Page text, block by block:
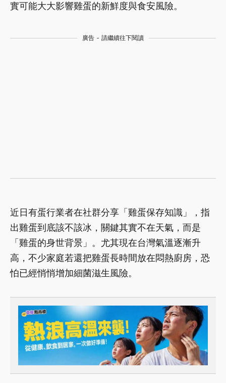
實可能大大影響雞蛋的新鮮度與食安風險。
廣告 - 請繼續往下閱讀
近日有蛋行業者在社群分享「雞蛋保存知識」，指
出雞蛋到底該不該冰，關鍵其實不在天氣，而是
「雞蛋的身世背景」。尤其現在台灣氣溫逐漸升
高，不少家庭若還把雞蛋長時間放在悶熱廚房，恐
怕已經悄悄增加細菌滋生風險。